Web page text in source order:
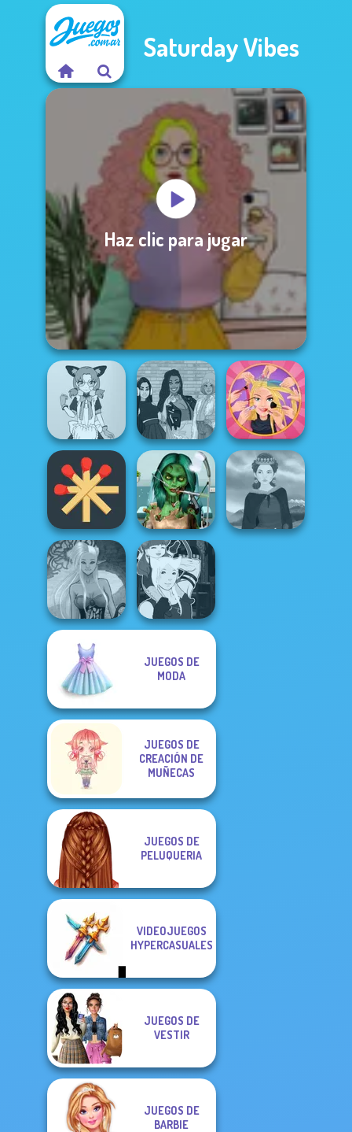
Saturday Vibes
Haz clic para jugar
Tokyo Mew Mew
Creator
The Fly Squad:
#squadgoals
Extreme
Makeover
Matchstick
Puzzles
Ghoulish To
Gorgeous Cool
Zomb...
Dark Mage
Creator
Manga Creator -
JUEGOS DE
MODA
JUEGOS DE
CREACIÓN DE
MUÑECAS
JUEGOS DE
PELUQUERIA
VIDEOJUEGOS
HYPERCASUALES
JUEGOS DE
VESTIR
JUEGOS DE
BARBIE